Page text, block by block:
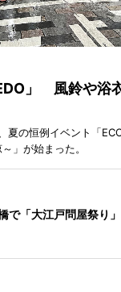
」 風鈴や浴
夏の恒例イベント「
」が始まった。
で「大江戸問屋祭り